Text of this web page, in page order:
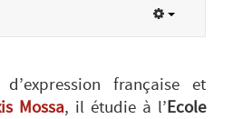
française et
Mossa, il étudie à l’Ecole